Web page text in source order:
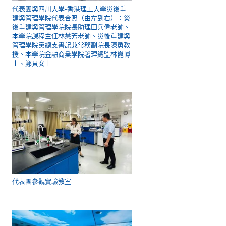
代表團與四川大學-香港理工大學災後重
建與管理學院代表合照（由左到右）：災
後重建與管理學院院長助理田兵偉老師、
本學院課程主任林慧芳老師、災後重建與
管理學院黨總支書記兼常務副院長陳勇教
授、本學院金融商業學院署理總監林崑博
士、鄭貝女士
代表團參觀實驗教室